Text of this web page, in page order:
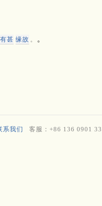
有甚 缘故 。
。
系我们 客服：+86 136 0901